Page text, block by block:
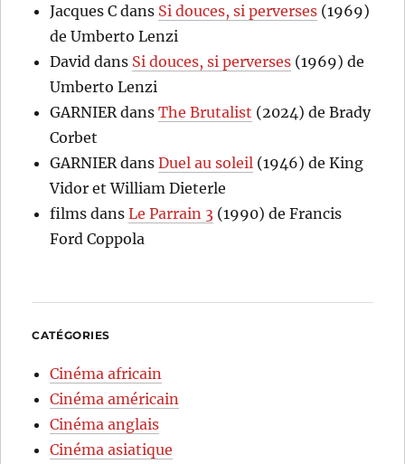
Jacques C dans Si douces, si perverses (1969)
de Umberto Lenzi
David dans Si douces, si perverses (1969) de
Umberto Lenzi
GARNIER dansThe Brutalist (2024) de Brady
Corbet
GARNIER dansDuel au soleil (1946) de King
Vidor et William Dieterle
films dansLe Parrain 3 (1990) de Francis
Ford Coppola
CATÉGORIES
Cinéma africain
Cinéma américain
Cinéma anglais
Cinéma asiatique